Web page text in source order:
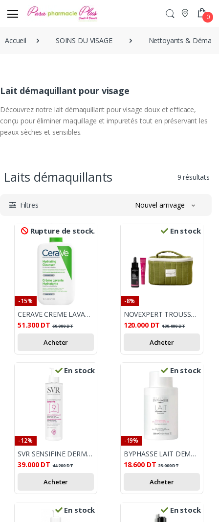
0
Accueil SOINS DU VISAGE Nettoyants &
Lait démaquillant pour visage
Découvrez notre lait démaquillant pour visage doux et efficace,
conçu pour éliminer maquillage et impuretés tout en préservant les
peaux sèches et sensibles.
Laits démaquillants 9 résultats
Filtres Nouvel arrivage
Rupture de stock.
-15%
CERAVE CREME LAVANTE HYDRATANTE 473ML
51.300 DT 60.000DT
Acheter
En stock
-8%
NOVEXPERT TROUSSE HYALURONIQUE
120.000 DT 130.000DT
Acheter
En stock
-12%
SVR SENSIFINE DERMO NETTOYANT 200ML
39.000 DT 44.200DT
Acheter
En stock
-19%
BYPHASSE LAIT DEMAQUILLANT 500ML
18.600 DT 23.000DT
Acheter
En stock En stock